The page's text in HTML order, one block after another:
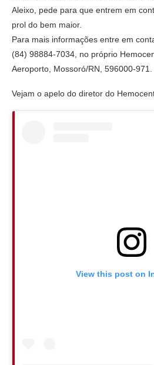
Aleixo, pede para que entrem em
prol do bem maior.
Para mais informações entre em
(84) 98884-7034, no próprio
Aeroporto, Mossoró/RN, 596000-971.
Vejam o apelo do diretor do
View this post on